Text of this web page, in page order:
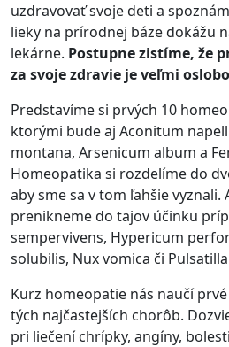
uzdravovať svoje deti a
lieky na prírodnej báze dokážu
lekárne. Postupne zistíme, že
za svoje zdravie je veľmi
Predstavíme si prvých 10
ktorými bude aj Aconitum
montana, Arsenicum album a
Homeopatika si rozdelíme do
aby sme sa v tom ľahšie vyznali.
prenikneme do tajov účinku
sempervivens, Hypericum
solubilis, Nux vomica či
Kurz homeopatie nás naučí
tých najčastejších chorôb.
pri liečení chrípky, angíny,